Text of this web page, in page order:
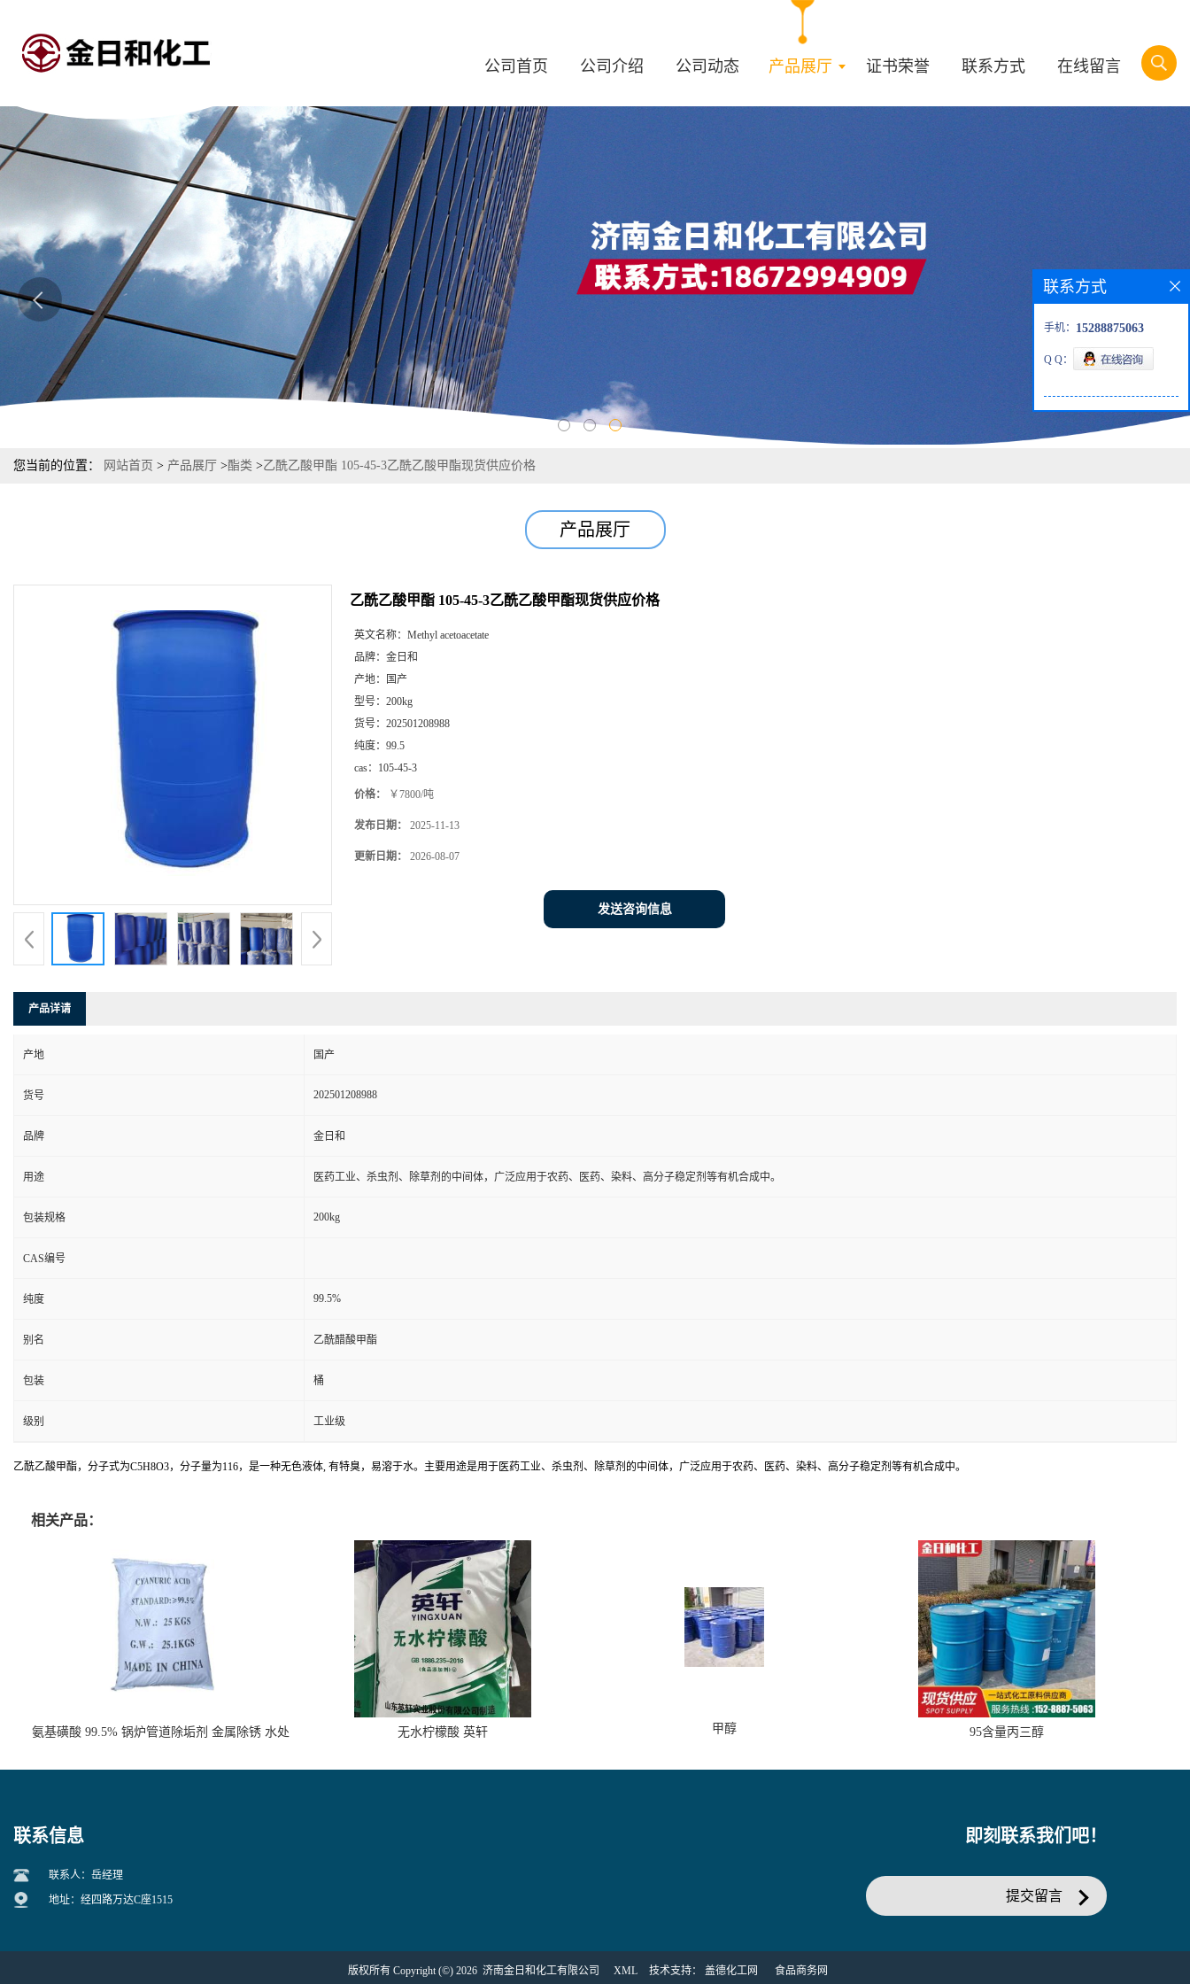
公司首页 公司介绍 公司动态 产品展厅 证书荣誉 联系方式 在线留言
您当前的位置： 网站首页 > 产品展厅 >酯类 >乙酰乙酸甲酯 105-45-3乙酰乙酸甲酯现货供应价格
产品展厅
乙酰乙酸甲酯 105-45-3乙酰乙酸甲酯现货供应价格
英文名称： Methyl acetoacetate
品牌： 金日和
产地：
国产
型号： 200kg
货号： 202501208988
纯度： 99.5
cas： 105-45-3
价格： ￥7800/吨
发布日期： 2025-11-13
更新日期： 2026-08-07
发送咨询信息
产品详请
产地 国产
货号 202501208988
品牌 金日和
用途 医药工业、杀虫剂、除草剂的中间体，广泛应用于农药、医药、染料、高分子稳定剂等有机合成中。
包装规格 200kg
CAS编号
纯度 99.5%
别名 乙酰醋酸甲酯
包装 桶
级别 工业级
乙酰乙酸甲酯，分子式为C5H8O3，分子量为116，是一种无色液体, 有特臭，易溶于水。主要用途是用于医药工业、杀虫剂、除草剂的中间体，广泛应用于农药、医药、染料、高分子稳定剂等有机合成中。
相关产品：
氨基磺酸 99.5% 锅炉管道除垢剂 金属除锈 水处
无水柠檬酸 英轩 甲醇 95含量丙三醇
联系方式
手机： 15288875063
Q Q：
联系信息
联系人：岳经理
地址：经四路万达C座1515
即刻联系我们吧！
提交留言
版权所有 Copyright (©) 2026 济南金日和化工有限公司 XML 技术支持： 盖德化工网 食品商务网